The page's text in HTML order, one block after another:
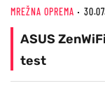
MREŽNA OPREMA
ASUS
test